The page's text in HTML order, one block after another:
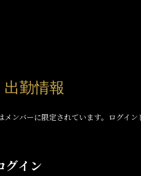
勤情報
メンバーに限定されています。ログイ
グイン